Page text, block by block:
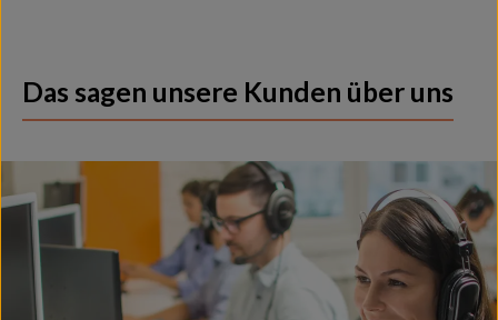
Das sagen unsere Kunden über uns